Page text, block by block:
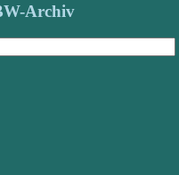
Archiv